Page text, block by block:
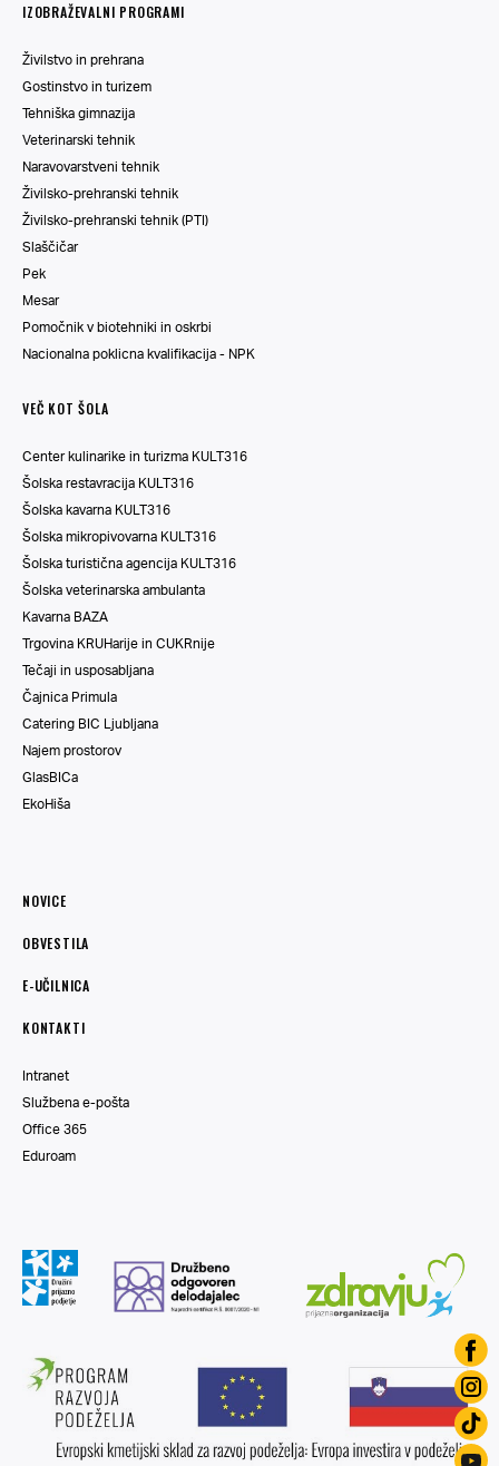
IZOBRAŽEVALNI PROGRAMI
Živilstvo in prehrana
Gostinstvo in turizem
Tehniška gimnazija
Veterinarski tehnik
Naravovarstveni tehnik
Živilsko-prehranski tehnik
Živilsko-prehranski tehnik (PTI)
Slaščičar
Pek
Mesar
Pomočnik v biotehniki in oskrbi
Nacionalna poklicna kvalifikacija - NPK
VEČ KOT ŠOLA
Center kulinarike in turizma KULT316
Šolska restavracija KULT316
Šolska kavarna KULT316
Šolska mikropivovarna KULT316
Šolska turistična agencija KULT316
Šolska veterinarska ambulanta
Kavarna BAZA
Trgovina KRUHarije in CUKRnije
Tečaji in usposabljana
Čajnica Primula
Catering BIC Ljubljana
Najem prostorov
GlasBICa
EkoHiša
NOVICE
OBVESTILA
E-UČILNICA
KONTAKTI
Intranet
Službena e-pošta
Office 365
Eduroam